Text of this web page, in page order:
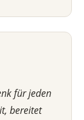
für jeden
bereitet